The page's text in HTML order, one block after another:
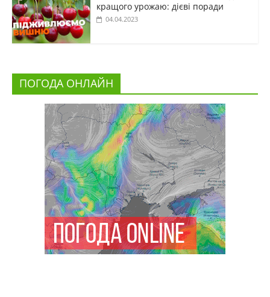
кращого урожаю: дієві поради
04.04.2023
ПОГОДА ОНЛАЙН